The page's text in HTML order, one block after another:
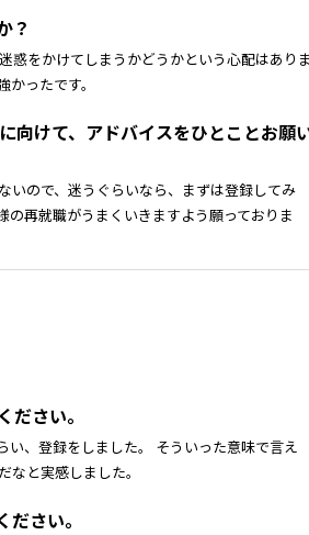
？
惑をかけてしまうかどうかという心配はありま
ったです。
向けて、アドバイスをひとことお願
いので、迷うぐらいなら、まずは登録してみ
再就職がうまくいきますよう願っておりま
さい。
、登録をしました。 そういった意味で言え
と実感しました。
さい。